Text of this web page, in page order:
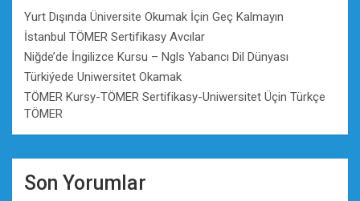
Yurt Dışında Üniversite Okumak İçin Geç Kalmayın
İstanbul TÖMER Sertifikasy Avcılar
Niğde’de İngilizce Kursu – Ngls Yabancı Dil Dünyası
Türkiýede Uniwersitet Okamak
TÖMER Kursy-TÖMER Sertifikasy-Uniwersitet Üçin Türkçe
TÖMER
Son Yorumlar